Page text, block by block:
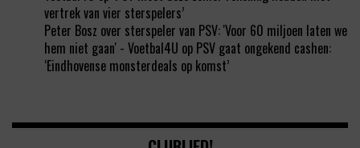
vertrek van vier sterspelers’
Peter Bosz over sterspeler van PSV: 'Voor 60 miljoen laten we
hem niet gaan' - Voetbal4U op PSV gaat ongekend cashen:
‘Eindhovense monsterdeals op komst’